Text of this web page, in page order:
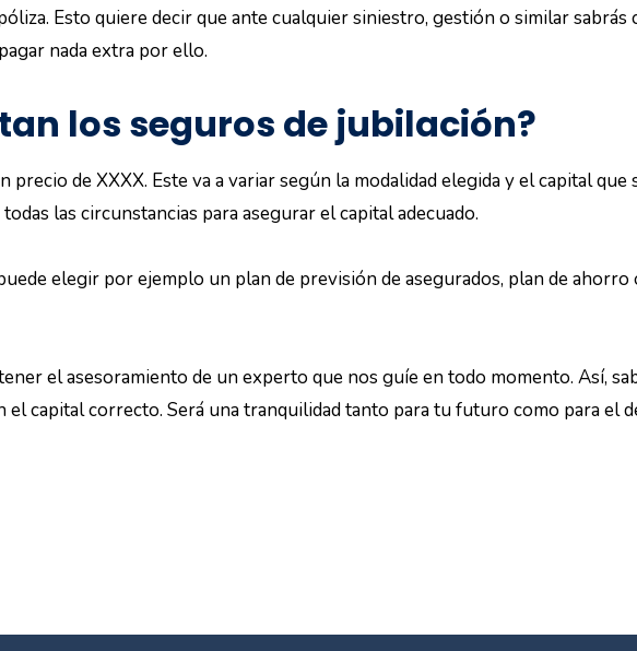
Esto quiere decir que ante cualquier siniestro, gestión o similar
nada extra por ello.
los seguros de jubilación?
de XXXX. Este va a variar según la modalidad elegida y el capital
las circunstancias para asegurar el capital adecuado.
elegir por ejemplo un plan de previsión de asegurados, plan de
el asesoramiento de un experto que nos guíe en todo momento. Así,
el capital correcto. Será una tranquilidad tanto para tu futuro como para el